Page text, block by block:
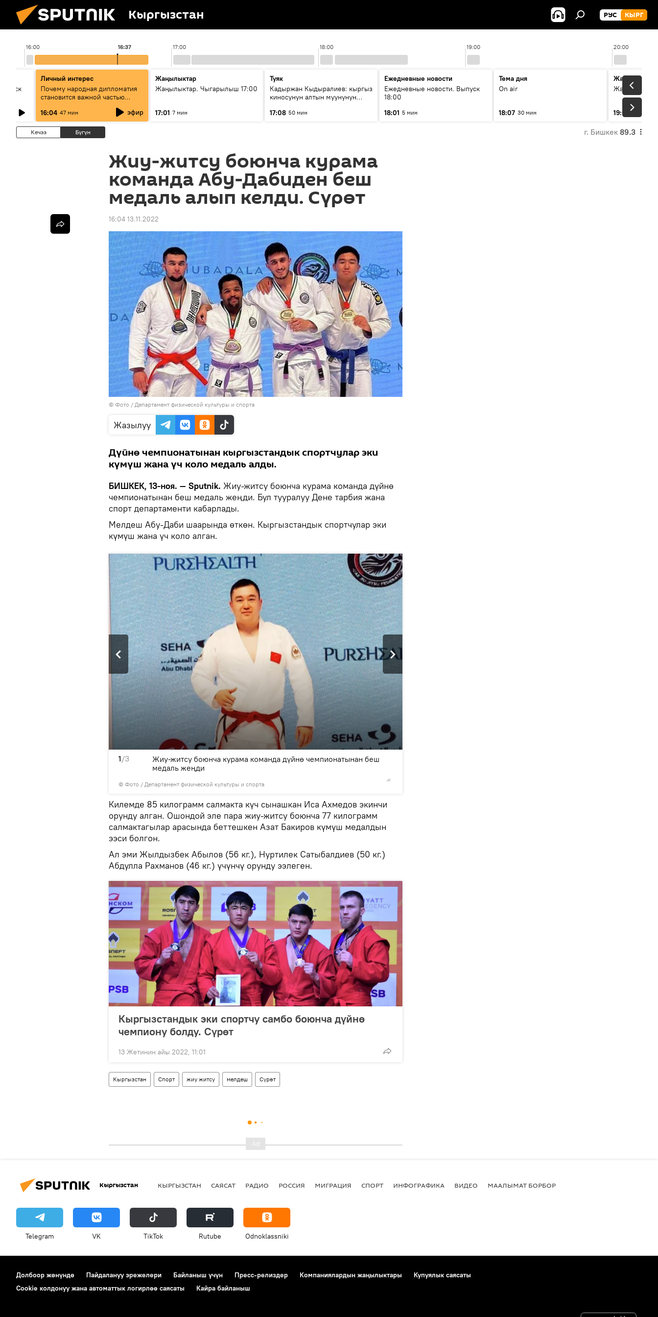
Кыргызстан РУС КЫРГ
16:00 17:00 18:00 19:00 20:00
16:37
Личный интерес
Почему народная дипломатия
становится важной частью
сотрудничества
16:04 47 мин эфир
Жаңылыктар
Жаңылыктар. Чыгарылыш 17:00
17:01 7 мин
Туяк
Кадыржан Кыдыралиев: кыргыз
киносунун алтын муунунун
17:08 50 мин
Ежедневные новости
Ежедневные новости. Выпуск
18:00
18:01 5 мин
Тема дня
On air
18:07 30 мин
Жаңылыктар
19:01 5 мин
Кечээ Бүгүн г. Бишкек 89.3
Жиу-житсу боюнча курама
команда Абу-Дабиден беш
медаль алып келди. Сүрөт
16:04 13.11.2022
© Фото / Департамент физической культуры и спорта
Жазылуу
Дүйнө чемпионатынан кыргызстандык спортчулар эки
күмүш жана үч коло медаль алды.
БИШКЕК, 13-ноя. — Sputnik. Жиу-житсу боюнча курама команда дүйнө
чемпионатынан беш медаль жеңди. Бул тууралуу Дене тарбия жана
спорт департаменти кабарлады.
Мелдеш Абу-Даби шаарында өткөн. Кыргызстандык спортчулар эки
күмүш жана үч коло алган.
1/3
© Фото / Департамент физической культуры и спорта
Жиу-житсу боюнча курама команда дүйнө чемпионатынан беш
медаль жеңди
Килемде 85 килограмм салмакта күч сынашкан Иса Ахмедов экинчи
орунду алган. Ошондой эле пара жиу-житсу боюнча 77 килограмм
салмактагылар арасында беттешкен Азат Бакиров күмүш медалдын
ээси болгон.
Ал эми Жылдызбек Абылов (56 кг.), Нуртилек Сатыбалдиев (50 кг.)
Абдулла Рахманов (46 кг.) үчүнчү орунду ээлеген.
Кыргызстандык эки спортчу самбо боюнча дүйнө
чемпиону болду. Сүрөт
13 Жетинин айы 2022, 11:01
Кыргызстан Спорт жиу житсу мелдеш Сүрөт
Кыргызстан КЫРГЫЗСТАН САЯСАТ РАДИО РОССИЯ МИГРАЦИЯ СПОРТ ИНФОГРАФИКА ВИДЕО МААЛЫМАТ БОРБОР
Telegram VK ТikТоk Rutube Odnoklassniki
Долбоор жөнүндө Пайдалануу эрежелери Байланыш үчүн Пресс-релиздер Компаниялардын жаңылыктары
Купуялык саясаты
Cookie колдонуу жана автоматтык логирлөө саясаты
Кайра байланыш